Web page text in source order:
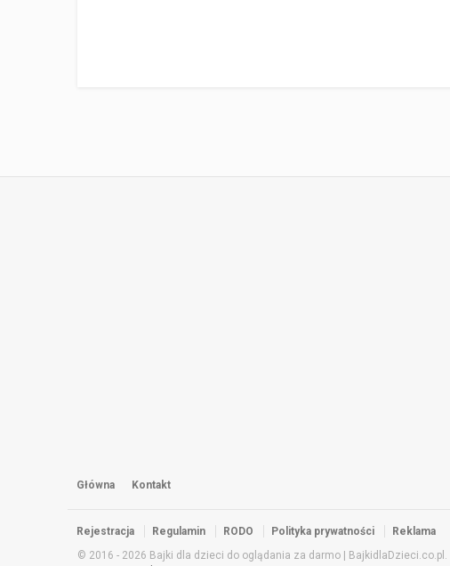
Główna Kontakt
Rejestracja Regulamin RODO Polityka prywatności
Reklama
© 2016 - 2026 Bajki dla dzieci do oglądania za darmo | BajkidlaDzieci.co.pl. |